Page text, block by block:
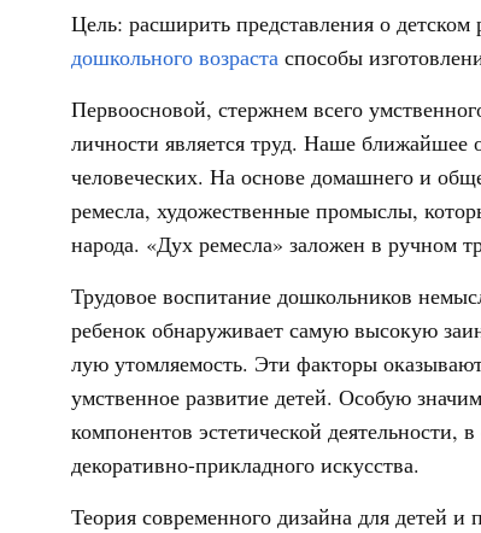
Цель: расширить представления о
дошкольного возрастаспособы
Первоосновой, стержнем всего
личности является труд. Наше ближайшее
человеческих. На основе домашнего и
ремесла, художественные промы­слы,
народа. «Дух ремесла» заложен в ручном
Трудовое воспитание дошкольников
ребенок обнаруживает самую высо­кую
лую утомляемость. Эти факторы
умственное развитие детей. Особую
ком­понентов эстетической деятельности,
декоративно-прикладного искусства.
Теория современного дизайна для детей и